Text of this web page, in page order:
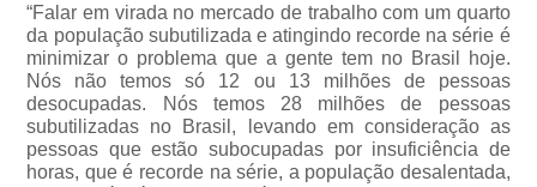
“Falar em virada no mercado de trabalho com um quarto
da população subutilizada e atingindo recorde na série é
minimizar o problema que a gente tem no Brasil hoje.
Nós não temos só 12 ou 13 milhões de pessoas
desocupadas. Nós temos 28 milhões de pessoas
subutilizadas no Brasil, levando em consideração as
pessoas que estão subocupadas por insuficiência de
horas, que é recorde na série, a população desalentada,